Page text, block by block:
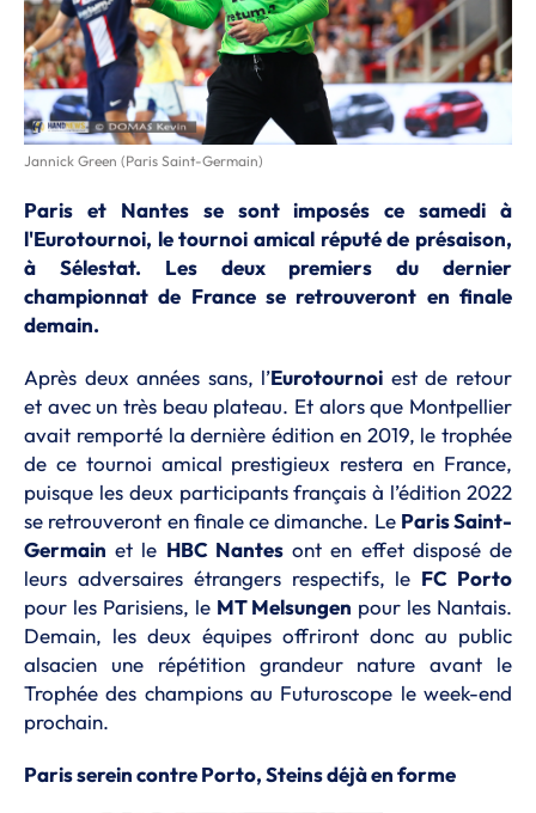
Jannick Green (Paris Saint-Germain)
Paris et Nantes se sont imposés ce samedi à
l'Eurotournoi, le tournoi amical réputé de présaison,
à Sélestat. Les deux premiers du dernier
championnat de France se retrouveront en finale
demain.
Après deux années sans, l’Eurotournoi est de retour
et avec un très beau plateau. Et alors que Montpellier
avait remporté la dernière édition en 2019, le trophée
de ce tournoi amical prestigieux restera en France,
puisque les deux participants français à l’édition 2022
se retrouveront en finale ce dimanche. Le Paris Saint-
Germain et le HBC Nantesont en effet disposé de
leurs adversaires étrangers respectifs, le FC Porto
pour les Parisiens, le MT Melsungen pour les Nantais.
Demain, les deux équipes offriront donc au public
alsacien une répétition grandeur nature avant le
Trophée des champions au Futuroscope le week-end
prochain.
Paris serein contre Porto, Steins déjà en forme